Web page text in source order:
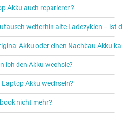
Akku auch reparieren?
weiterhin alte Ladezyklen – ist
Akku oder einen Nachbau Akku
ich den Akku wechsle?
Akku wechseln?
nicht mehr?